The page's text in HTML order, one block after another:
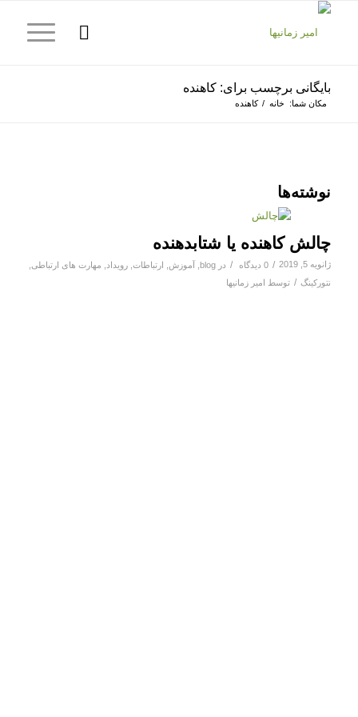
بایگانی برچسب برای: کاهنده
مکان شما: خانه / کاهنده
نوشته‌ها
چالش کاهنده یا شتابدهنده
ژانویه 5, 2019 / 0 دیدگاه / در blog
, آموزش ارتباطات, رویداد مهارت های ارتباطی
نتورکینگ / توسط امیر زمانیها